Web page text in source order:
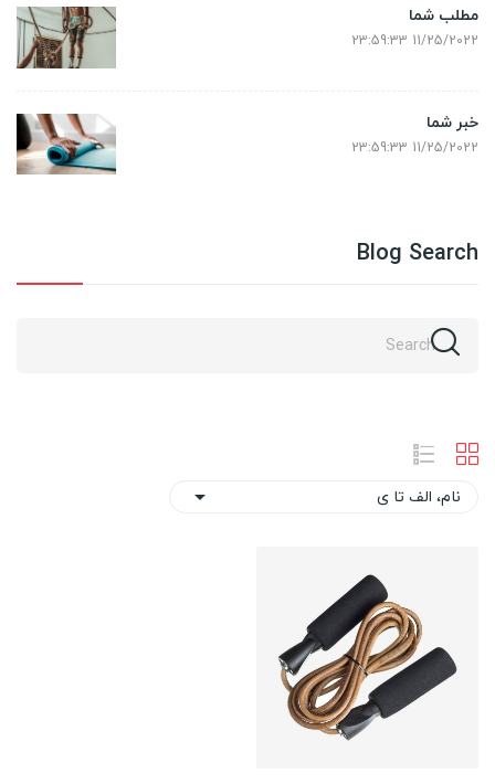
مطلب شما
11/25/2022 23:59:33
خبر شما
11/25/2022 23:59:33
Blog Search
نام، الف تا ی 